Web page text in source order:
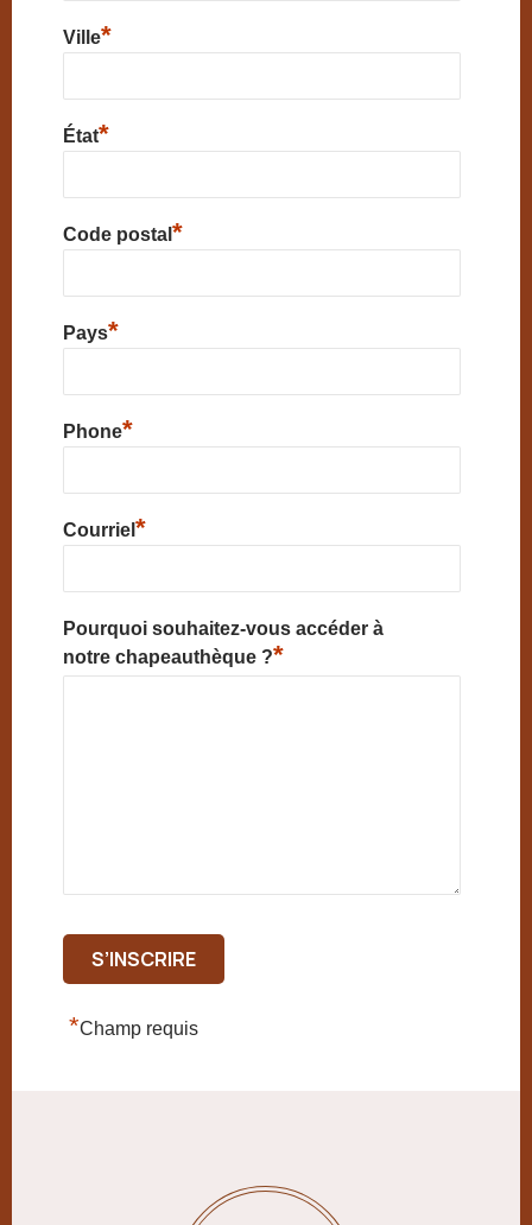
Ville*
État*
Code postal *
Pays*
Phone*
Courriel *
Pourquoi souhaitez-vous accéder à
notre chapeauthèque ?*
*Champ requis